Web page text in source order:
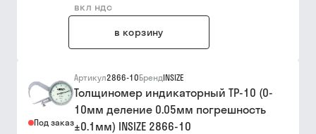
вкл ндс
в корзину
Под заказ
Артикул2866-10БрендINSIZE
Толщиномер индикаторный ТР-10 (0-
10мм деление 0.05мм погрешность
±0.1мм) INSIZE 2866-10